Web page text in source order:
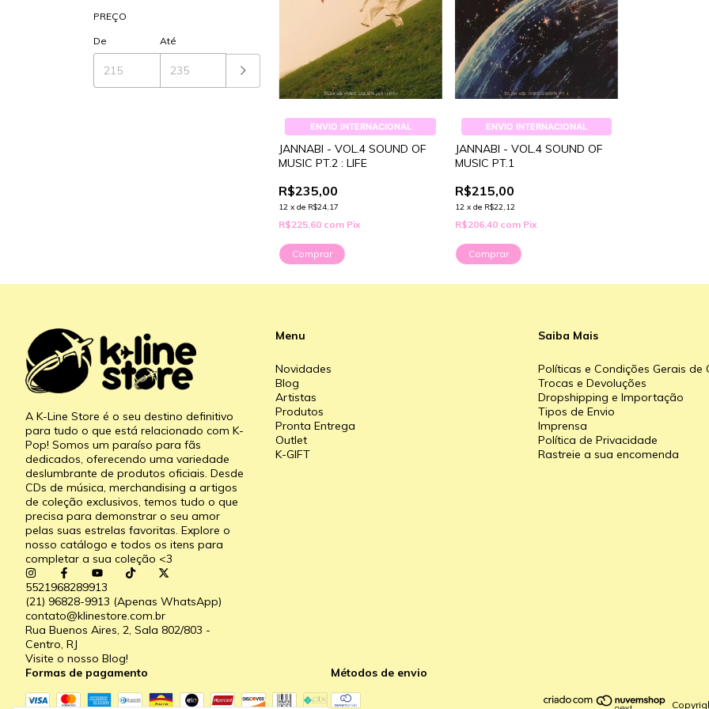
PREÇO
De Até
ENVIO INTERNACIONAL
JANNABI - VOL.4 SOUND OF
MUSIC PT.2 : LIFE
R$235,00
12 xde R$24,17
R$225,60 com Pix
ENVIO INTERNACIONAL
JANNABI - VOL.4 SOUND OF
MUSIC PT.1
R$215,00
12 x de R$22,12
R$206,40 com Pix
Comprar
A K-Line Store é o seu destino definitivo
para tudo o que está relacionado com K-
Pop! Somos um paraíso para fãs
dedicados, oferecendo uma variedade
deslumbrante de produtos oficiais. Desde
CDs de música, merchandising a artigos
de coleção exclusivos, temos tudo o que
precisa para demonstrar o seu amor
pelas suas estrelas favoritas. Explore o
nosso catálogo e todos os itens para
completar a sua coleção <3
5521968289913
(21) 96828-9913 (Apenas WhatsApp)
contato@klinestore.com.br
Rua Buenos Aires, 2, Sala 802/803 -
Centro, RJ
Visite o nosso Blog!
Menu
Novidades
Blog
Artistas
Produtos
Pronta Entrega
Outlet
K-GIFT
Saiba Mais
Políticas e Condições Gerais de
Trocas e Devoluções
Dropshipping e Importação
Tipos de Envio
Imprensa
Política de Privacidade
Rastreie a sua encomenda
Formas de pagamento Métodos de envio